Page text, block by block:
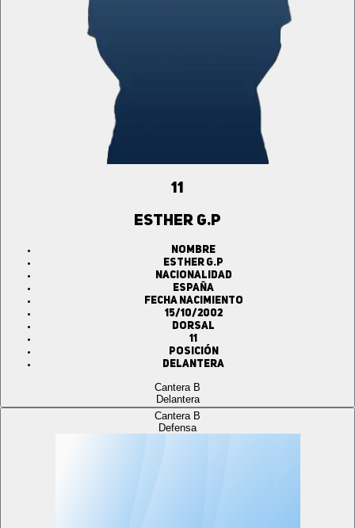
11
ESTHER G.P
Nombre
ESTHER G.P
Nacionalidad
ESPAÑA
Fecha Nacimiento
15/10/2002
Dorsal
11
Posición
Delantera
Cantera B
Delantera
Cantera B
Defensa